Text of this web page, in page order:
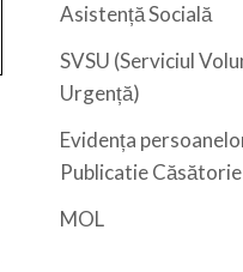
Asistență Socială
SVSU (Serviciul
Urgență)
Evidența
Publicatie Căsătorie
MOL